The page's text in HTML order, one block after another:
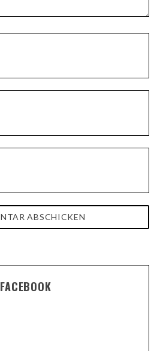
FACEBOOK